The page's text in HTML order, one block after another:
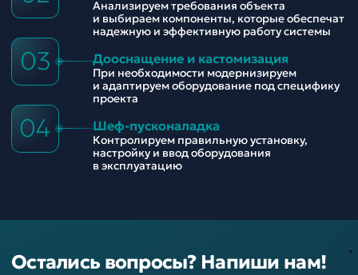
Анализируем требования объекта
и выбираем компоненты, которые обеспечат
надежную и эффективную работу системы
03 Дооснащение и кастомизация
При необходимости модернизируем
и адаптируем оборудование под специфику
проекта
04 Шеф-пусконаладка
Контролируем правильную установку,
настройку и ввод оборудования
в эксплуатацию
Остались вопросы? Напиши нам!